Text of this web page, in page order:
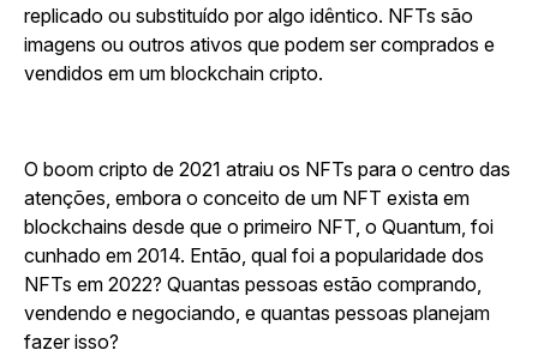
replicado ou substituído por algo idêntico. NFTs são
imagens ou outros ativos que podem ser comprados e
vendidos em um blockchain cripto.
O boom cripto de 2021 atraiu os NFTs para o centro das
atenções, embora o conceito de um NFT exista em
blockchains desde que o primeiro NFT, o Quantum, foi
cunhado em 2014. Então, qual foi a popularidade dos
NFTs em 2022? Quantas pessoas estão comprando,
vendendo e negociando, e quantas pessoas planejam
fazer isso?